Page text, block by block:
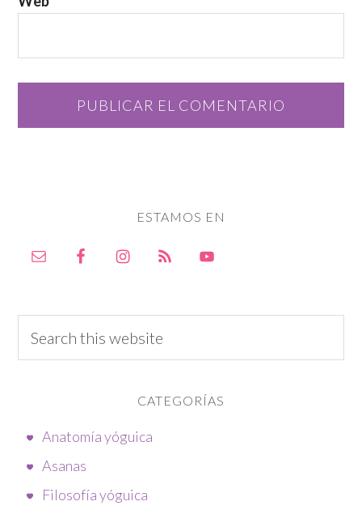
ESTAMOS EN
CATEGORÍAS
Anatomía yóguica
Asanas
Filosofía yóguica